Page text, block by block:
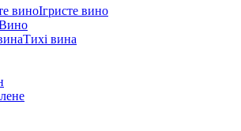
Ігристе вино
Тихі вина